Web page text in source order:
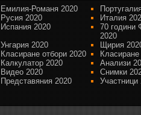
Емилия-Романя 2020
Русия 2020
Италия
Испания 2020
70 години
2020
Унгария 2020
Щирия
Класиране отбори 2020
Калкулатор 2020
Анализи
Видео 2020
Снимки
Представяния 2020
Участници